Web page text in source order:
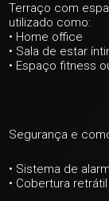
Terraço com
utilizado como:
• Home office
• Sala de estar
• Espaço fitness
Segurança e
• Sistema de
• Cobertura